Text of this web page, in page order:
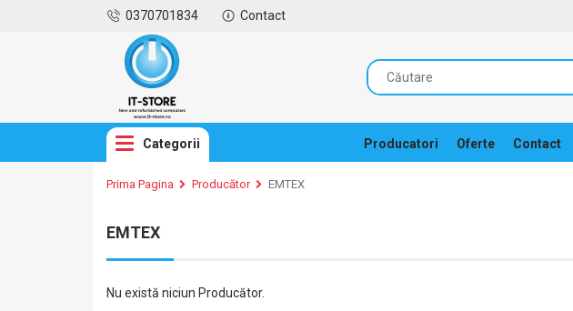
0370701834 Contact
Categorii Producatori Oferte Contact
Prima Pagina Producător EMTEX
EMTEX
Nu există niciun Producător.